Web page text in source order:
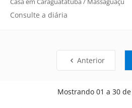
Consulte a diária
Anterior
Mostrando 01 a 30